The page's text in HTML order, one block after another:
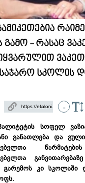
რაიმე
- რასაც
საჯარო სკოლის
-
სოფელ
განათლება და
გარემოს კი სკოლაში